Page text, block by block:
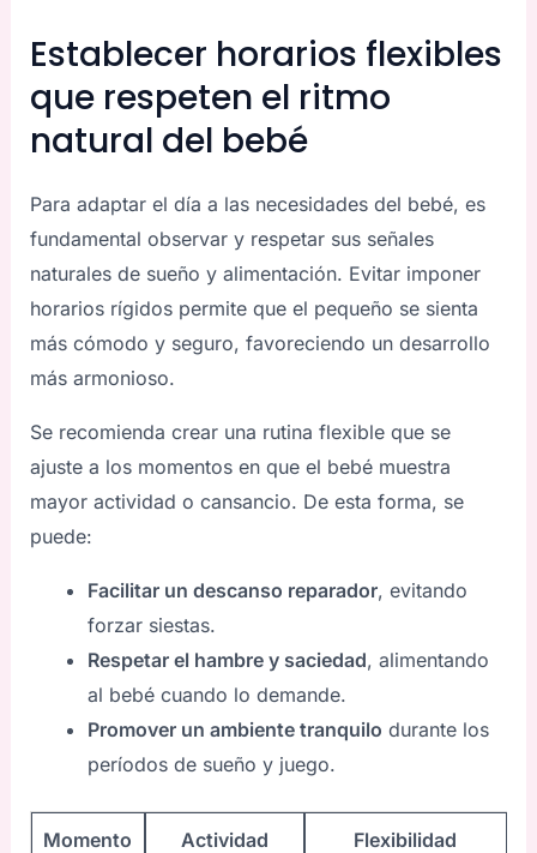
Establecer horarios flexibles
que respeten el ritmo
natural del bebé
Para adaptar el día a las necesidades del bebé, es
fundamental observar y respetar sus señales
naturales de sueño y alimentación. Evitar imponer
horarios rígidos permite que el pequeño se sienta
más cómodo y seguro, favoreciendo un desarrollo
más armonioso.
Se recomienda crear una rutina flexible que se
ajuste a los momentos en que el bebé muestra
mayor actividad o cansancio. De esta forma, se
puede:
Facilitar un descanso reparador, evitando
forzar siestas.
Respetar el hambre y saciedad, alimentando
al bebé cuando lo demande.
Promover un ambiente tranquilo durante los
períodos de sueño y juego.
Momento
Actividad
Flexibilidad